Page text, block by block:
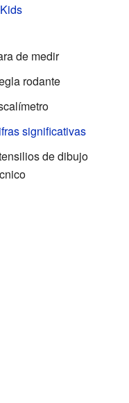
de medir
rodante
significativas
de dibujo